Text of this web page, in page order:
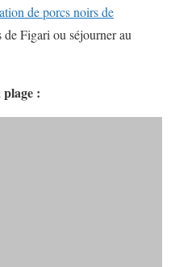
de porcs noirs de
de Figari ou séjourner au
: